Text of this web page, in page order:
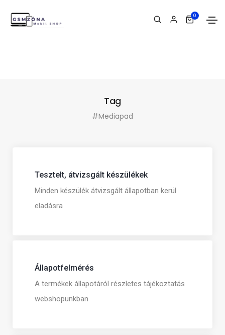
0
Tag
#Mediapad
Tesztelt, átvizsgált készülékek
Minden készülék átvizsgált állapotban kerül
eladásra
Állapotfelmérés
A termékek állapotáról részletes tájékoztatás
webshopunkban